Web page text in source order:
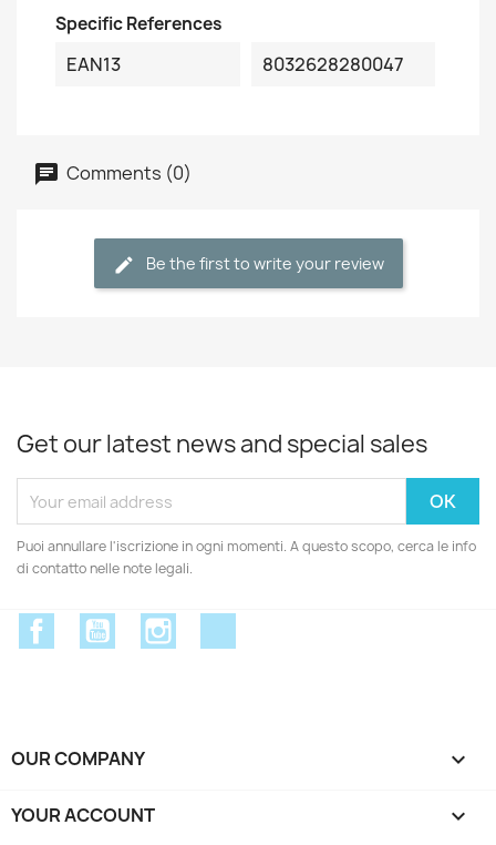
Specific References
EAN13 8032628280047
Comments (0)
Be the first to write your review
Get our latest news and special sales
Puoi annullare l'iscrizione in ogni momenti. A questo scopo, cerca le info
di contatto nelle note legali.
FacebookYouTube
OUR COMPANY 
YOUR ACCOUNT 